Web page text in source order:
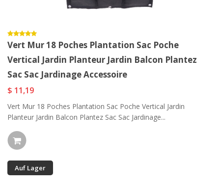
Vert Mur 18 Poches Plantation Sac Poche
Vertical Jardin Planteur Jardin Balcon Plantez
Sac Sac Jardinage Accessoire
$ 11,19
Vert Mur 18 Poches Plantation Sac Poche Vertical Jardin
Planteur Jardin Balcon Plantez Sac Sac Jardinage...
Auf Lager